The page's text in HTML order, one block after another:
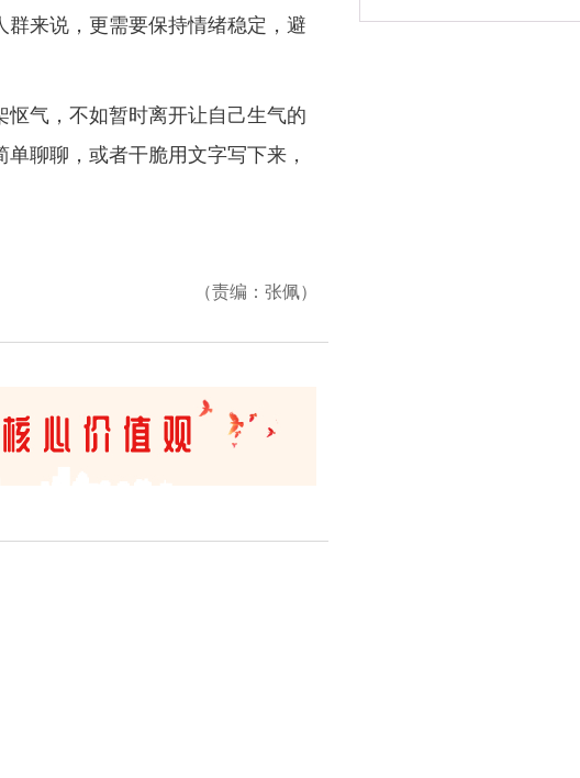
来说，更需要保持情绪稳定，避
气，不如暂时离开让自己生气的
聊聊，或者干脆用文字写下来，
（责编：张佩）